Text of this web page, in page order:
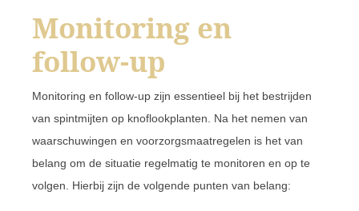
Monitoring en
follow-up
Monitoring en follow-up zijn essentieel bij het bestrijden
van spintmijten op knoflookplanten. Na het nemen van
waarschuwingen en voorzorgsmaatregelen is het van
belang om de situatie regelmatig te monitoren en op te
volgen. Hierbij zijn de volgende punten van belang: